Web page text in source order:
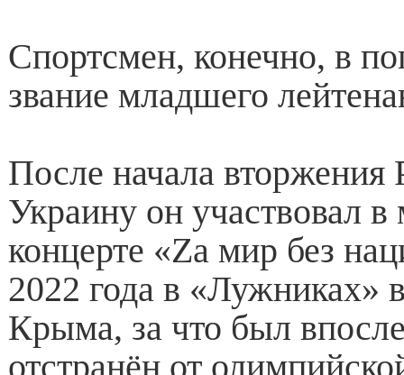
Спортсмен, конечно, в
звание младшего
После начала вторжения
Украину он участвовал в
концерте «Zа мир без
2022 года в «Лужниках»
Крыма, за что был
отстранён от